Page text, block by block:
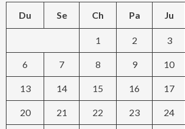
Du Se Ch Pa Ju
1 2 3
6 7 8 9 10
13 14 15 16 17
20 21 22 23 24